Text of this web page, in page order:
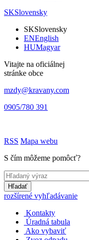
SKSlovensky
SKSlovensky
ENEnglish
HUMagyar
Vitajte na oficiálnej
stránke obce
mzdy@kravany.com
0905/780 391
RSS Mapa webu
S čím môžeme pomôcť?
Hľadať
rozšírené vyhľadávanie
Kontakty
Úradná tabula
Ako vybaviť